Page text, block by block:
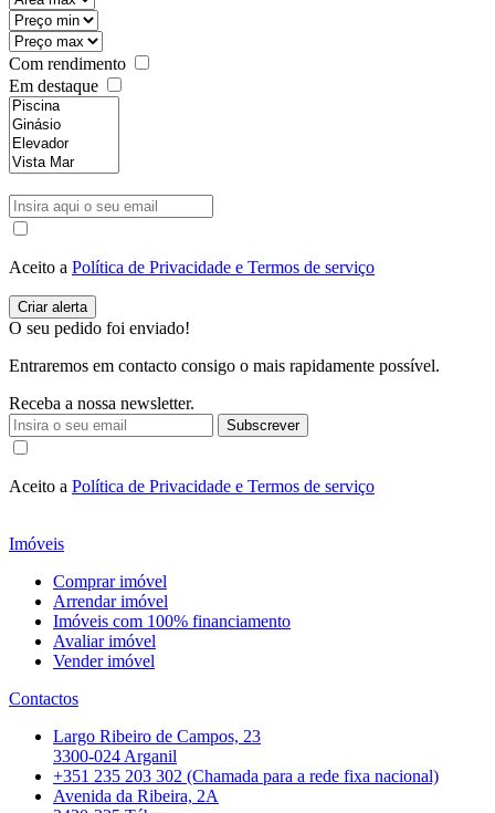
Com rendimento
Em destaque
Aceito a Política de Privacidade e Termos de serviço
O seu pedido foi enviado!
Entraremos em contacto consigo o mais rapidamente possível.
Receba a nossa newsletter.
Subscrever
Aceito a Política de Privacidade e Termos de serviço
Imóveis
Comprar imóvel
Arrendar imóvel
Imóveis com 100% financiamento
Avaliar imóvel
Vender imóvel
Contactos
Largo Ribeiro de Campos, 23
3300-024 Arganil
+351 235 203 302 (Chamada para a rede fixa nacional)
Avenida da Ribeira, 2A